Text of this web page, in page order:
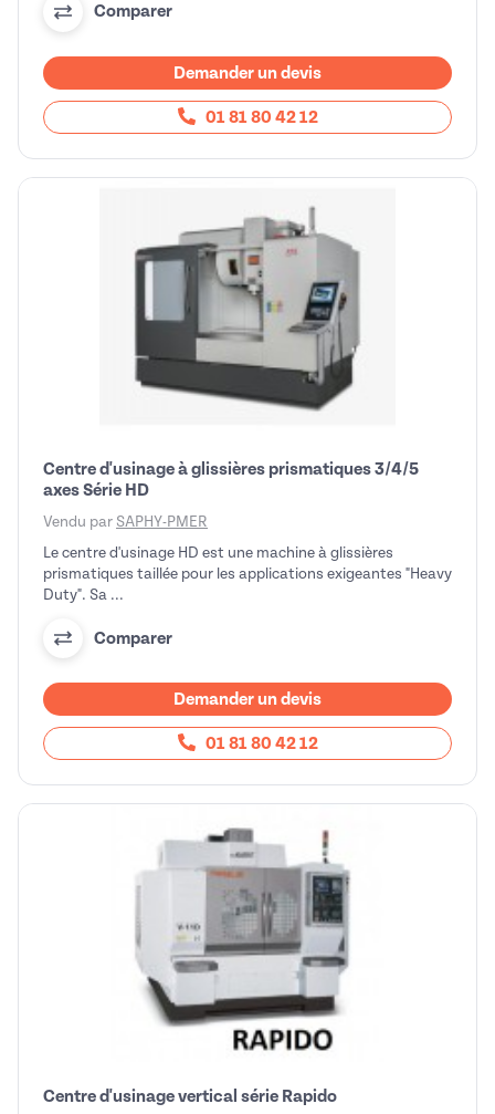
Comparer
Demander un devis
01 81 80 42 12
Centre d'usinage à glissières prismatiques 3/4/5
axes Série HD
Vendu par SAPHY-PMER
Le centre d'usinage HD est une machine à glissières
prismatiques taillée pour les applications exigeantes "Heavy
Duty". Sa ...
Comparer
Demander un devis
01 81 80 42 12
Centre d'usinage vertical série Rapido